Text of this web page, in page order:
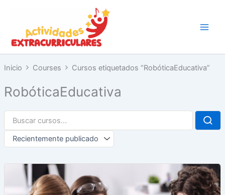
contenido
Inicio Courses Cursos etiquetados “RobóticaEducativa”
RobóticaEducativa